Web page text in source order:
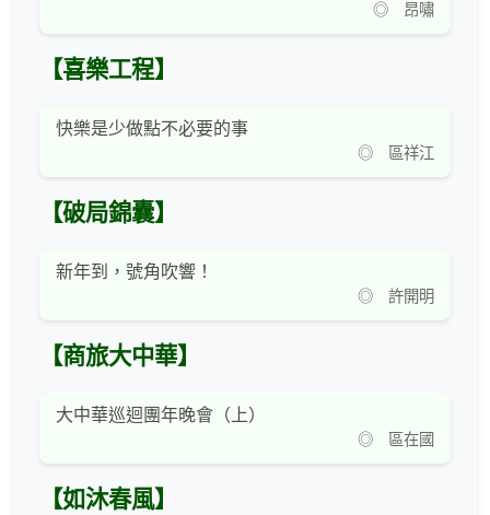
◎ 昂嘯
【喜樂工程】
快樂是少做點不必要的事
◎ 區祥江
【破局錦囊】
新年到，號角吹響！
◎ 許開明
【商旅大中華】
大中華巡迴團年晚會（上）
◎ 區在國
【如沐春風】